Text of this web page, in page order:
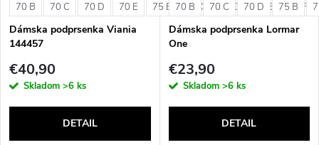
70 B 70 C 70 D 70 E 75 B 75 C 75 D 75 E 75 F
Dámska podprsenka Viania
144457
€40,90
Skladom >6 ks
DETAIL
70 B 70 C 70 D 75 B
Dámska podprsenka Lormar
One
€23,90
Skladom >6 ks
DETAIL